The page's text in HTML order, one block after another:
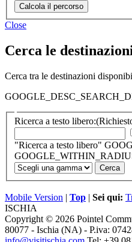
Close
Cerca le
Cerca tra le destinazioni
Ricerca a testo libero:
"Ricerca a testo libero"
Mobile Version | Top | Sei qui:
ISCHIA
Copyright © 2026 Pointel
80077 - Ischia (NA) - P.iva: